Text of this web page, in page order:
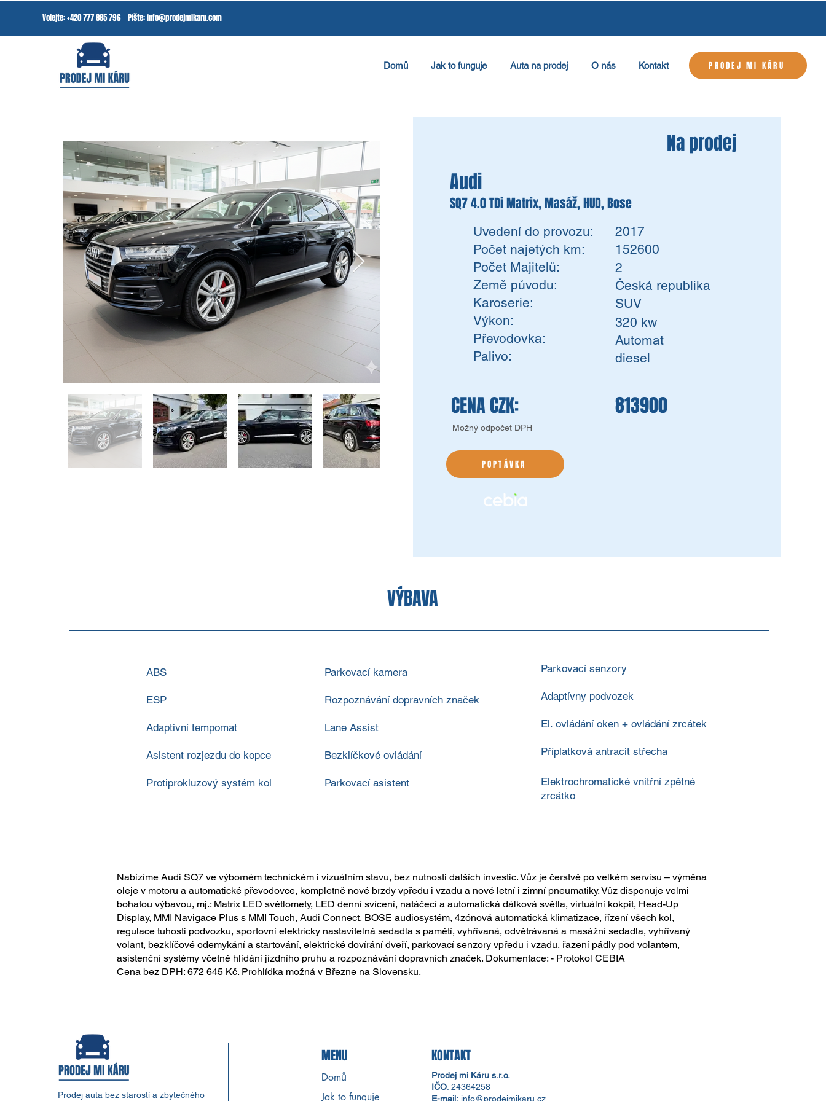
Domů Jak to funguje Auta na prodej O nás Kontakt PRODEJ MI KÁRU
Volejte: +420 777 885 796 Pište:info@prodejmikaru.com
Na prodej
Audi
SQ7 4.0 TDi Matrix, Masáž, HUD, Bose
Uvedení do provozu:
Počet najetých km:
Počet Majitelů:
Země původu:
Karoserie:
Výkon:
Převodovka:
Palivo:
CENA CZK:
2017
152600
2
Česká republika
SUV
320 kw
Automat
diesel
813900
Možný odpočet DPH
POPTÁVKA
VÝBAVA
ABS Parkovací kamera
ESP Rozpoznávání dopravních značek
Adaptivní tempomat Lane Assist
Asistent rozjezdu do kopce Bezklíčkové ovládání
Protiprokluzový systém kol Parkovací asistent
Parkovací senzory
Adaptívny podvozek
El. ovládání oken + ovládání zrcátek
Příplatková antracit střecha
Elektrochromatické vnitřní zpětné
zrcátko
Nabízíme Audi SQ7 ve výborném technickém i vizuálním stavu, bez nutnosti dalších investic. Vůz je čerstvě po velkém servisu – výměna
oleje v motoru a automatické převodovce, kompletně nové brzdy vpředu i vzadu a nové letní i zimní pneumatiky. Vůz disponuje velmi
bohatou výbavou, mj.: Matrix LED světlomety, LED denní svícení, natáčecí a automatická dálková světla, virtuální kokpit, Head-Up
Display, MMI Navigace Plus s MMI Touch, Audi Connect, BOSE audiosystém, 4zónová automatická klimatizace, řízení všech kol,
regulace tuhosti podvozku, sportovní elektricky nastavitelná sedadla s pamětí, vyhřívaná, odvětrávaná a masážní sedadla, vyhřívaný
volant, bezklíčové odemykání a startování, elektrické dovírání dveří, parkovací senzory vpředu i vzadu, řazení pádly pod volantem,
asistenční systémy včetně hlídání jízdního pruhu a rozpoznávání dopravních značek. Dokumentace: - Protokol CEBIA
Cena bez DPH: 672 645 Kč. Prohlídka možná v Březne na Slovensku.
Prodej auta bez starostí a zbytečného
MENU
Domů
Jak to funguje
KONTAKT
Prodej mi Káru s.r.o.
IČO: 24364258
​E-mail: info@prodejmikaru.cz